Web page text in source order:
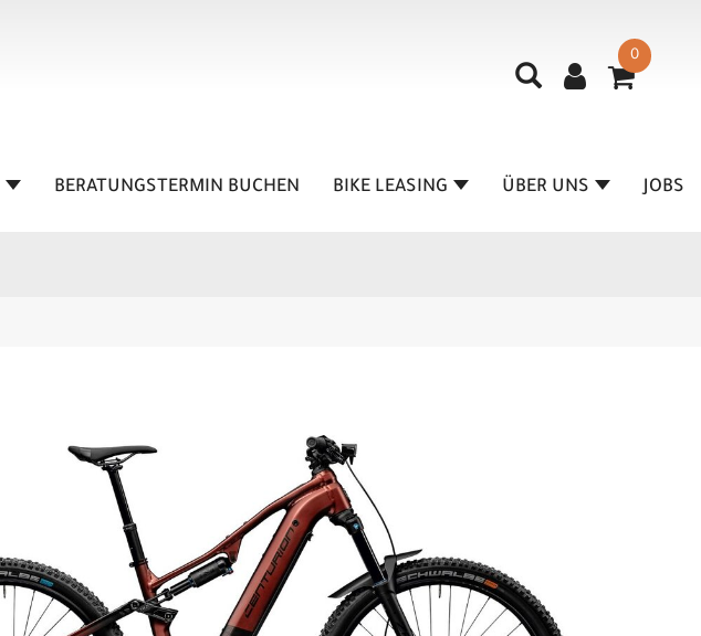
0
BERATUNGSTERMIN BUCHEN BIKE LEASING ÜBER UNS JOBS